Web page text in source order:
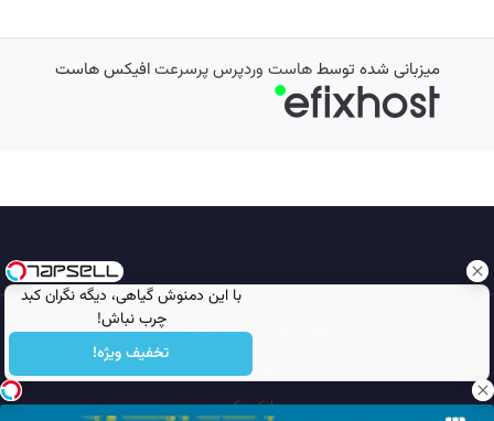
با این دمنوش گیاهی، دیگه نگران کبد
چرب نباش!
تخفیف ویژه!
میزبانی شده توسطهاست وردپرس پرسرعتافیکس هاست
تمامی حقوق محفوظ است © 2026
مجله نورگرام
انجمن نورگرام
بانک عکس